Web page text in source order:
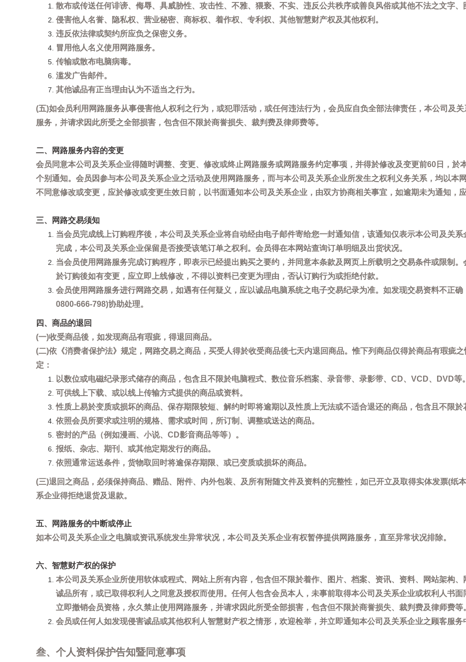
散布或传送任何诽谤、侮辱、具威胁性、攻击性、不雅、猥亵、不实、违反公共秩序或善良风俗或其他不法之文字、
侵害他人名誉、隐私权、营业秘密、商标权、着作权、专利权、其他智慧财产权及其他权利。
违反依法律或契约所应负之保密义务。
冒用他人名义使用网路服务。
传输或散布电脑病毒。
滥发广告邮件。
其他诚品有正当理由认为不适当之行为。
(五)如会员利用网路服务从事侵害他人权利之行为，或犯罪活动，或任何违法行为，会员应自负全部法律责任，本公司及
服务，并请求因此所受之全部损害，包含但不限於商誉损失、裁判费及律师费等。
二、网路服务内容的变更
会员同意本公司及关系企业得随时调整、变更、修改或终止网路服务或网路服务约定事项，并得於修改及变更前60日，於
个别通知。会员因参与本公司及关系企业之活动及使用网路服务，而与本公司及关系企业所发生之权利义务关系，均以本
不同意修改或变更，应於修改或变更生效日前，以书面通知本公司及关系企业，由双方协商相关事宜，如逾期未为通知，
三、网路交易须知
当会员完成线上订购程序後，本公司及关系企业将自动经由电子邮件寄给您一封通知信，该通知仅表示本公司及关
完成，本公司及关系企业保留是否接受该笔订单之权利。会员得在本网站查询订单明细及出货状况。
当会员使用网路服务完成订购程序，即表示已经提出购买之要约，并同意本条款及网页上所载明之交易条件或限制
於订购後如有变更，应立即上线修改，不得以资料已变更为理由，否认订购行为或拒绝付款。
会员使用网路服务进行网路交易，如遇有任何疑义，应以诚品电脑系统之电子交易纪录为准。如发现交易资料不正确
0800-666-798)协助处理。
四、商品的退回
(一)收受商品後，如发现商品有瑕疵，得退回商品。
(二)依《消费者保护法》规定，网路交易之商品，买受人得於收受商品後七天内退回商品。惟下列商品仅得於商品有瑕疵
定：
以数位或电磁纪录形式储存的商品，包含且不限於电脑程式、数位音乐档案、录音带、录影带、CD、VCD、DVD等。
可供线上下载、或以线上传输方式提供的商品或资料。
性质上易於变质或损坏的商品、保存期限较短、解约时即将逾期以及性质上无法或不适合退还的商品，包含且不限於
依照会员所要求或注明的规格、需求或时间，所订制、调整或送达的商品。
密封的产品（例如漫画、小说、CD影音商品等等）。
报纸、杂志、期刊、或其他定期发行的商品。
依照通常运送条件，货物取回时将逾保存期限、或已变质或损坏的商品。
(三)退回之商品，必须保持商品、赠品、附件、内外包装、及所有附随文件及资料的完整性，如已开立及取得实体发票(纸
系企业得拒绝退货及退款。
五、网路服务的中断或停止
如本公司及关系企业之电脑或资讯系统发生异常状况，本公司及关系企业有权暂停提供网路服务，直至异常状况排除。
六、智慧财产权的保护
本公司及关系企业所使用软体或程式、网站上所有内容，包含但不限於着作、图片、档案、资讯、资料、网站架构
诚品所有，或已取得权利人之同意及授权而使用。任何人包含会员本人，未事前取得本公司及关系企业或权利人书
立即撤销会员资格，永久禁止使用网路服务，并请求因此所受全部损害，包含但不限於商誉损失、裁判费及律师费等
会员或任何人如发现侵害诚品或其他权利人智慧财产权之情形，欢迎检举，并立即通知本公司及关系企业之顾客服务
叁、个人资料保护告知暨同意事项